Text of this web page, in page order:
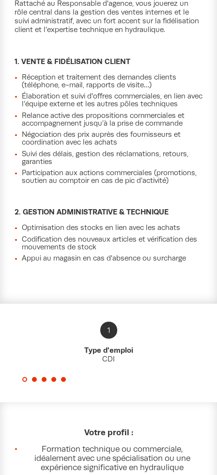
Rattaché au Responsable d'agence, vous jouerez un
rôle central dans la gestion des ventes internes et le
suivi administratif, avec un fort accent sur la fidélisation
client et l’expertise technique en hydraulique.
1. VENTE & FIDÉLISATION CLIENT
Réception et traitement des demandes clients
(téléphone, e-mail, rapports de visite…)
Élaboration et suivi d'offres commerciales, en lien avec
l’équipe externe et les autres pôles techniques
Relance active des propositions commerciales et
accompagnement jusqu’à la prise de commande
Négociation des prix auprès des fournisseurs et
coordination avec les achats
Suivi des délais, gestion des réclamations, retours,
garanties
Participation aux actions commerciales (promotions,
soutien au comptoir en cas de pic d’activité)
2. GESTION ADMINISTRATIVE & TECHNIQUE
Optimisation des stocks en lien avec les achats
Codification des nouveaux articles et vérification des
mouvements de stock
Appui au magasin en cas d'absence ou surcharge
1
Type d'emploi
CDI
Votre profil :
Formation technique ou commerciale,
idéalement avec une spécialisation ou une
expérience significative en hydraulique